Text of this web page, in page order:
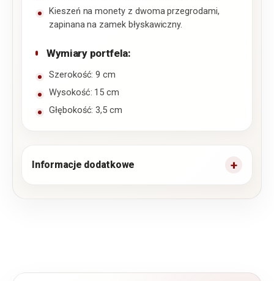
Kieszeń na monety z dwoma przegrodami,
zapinana na zamek błyskawiczny.
Wymiary portfela:
Szerokość: 9 cm
Wysokość: 15 cm
Głębokość: 3,5 cm
Informacje dodatkowe